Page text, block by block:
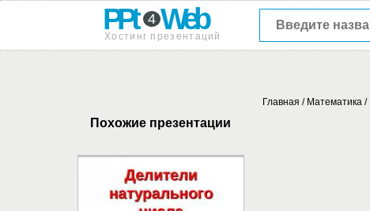
PPt 4 Web
Хостинг презентаций
Похожие презентации
Главная / Математика /